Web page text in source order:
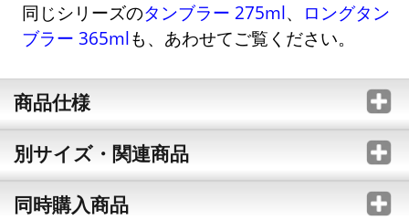
同じシリーズのタンブラー 275ml、
ロングタン
ブラー 365mlも、あわせてご覧ください。
商品仕様
別サイズ・関連商品
同時購入商品